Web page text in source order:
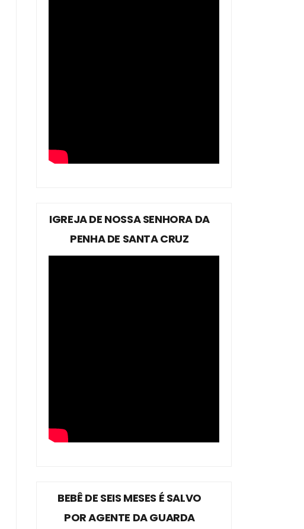
IGREJA DE NOSSA SENHORA DA
PENHA DE SANTA CRUZ
BEBÊ DE SEIS MESES É SALVO
POR AGENTE DA GUARDA